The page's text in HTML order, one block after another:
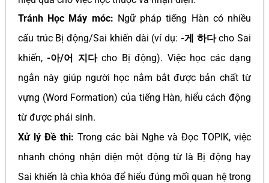
Tránh Học Máy móc: Ngữ pháp tiếng Hàn có nhiều
cấu trúc Bị động/Sai khiến dài (ví dụ: -게 하다cho Sai
khiến,-아/어 지다cho Bị động). Việc học các dạng
ngắn này giúp người học nắm bắt được bản chất từ
vựng (Word Formation) của tiếng Hàn, hiểu cách động
từ được phái sinh.
Xử lý Đề thi: Trong các bài Nghe và Đọc TOPIK, việc
nhanh chóng nhận diện một động từ là Bị động hay
Sai khiến là chìa khóa để hiểu đúng mối quan hệ trong